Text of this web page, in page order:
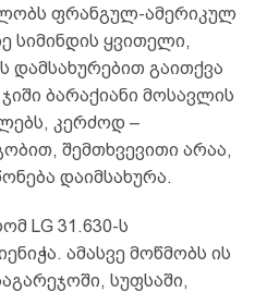
ფრანგულ-ამერიკულ
სიმინდის ყვითელი,
დამსახურებით გაითქვა
ბარაქიანი მოსავლის
კერძოდ –
შემთხვევითი არაა,
დაიმსახურა.
LG 31.630-ს
ამასვე მოწმობს ის
სუფსაში,